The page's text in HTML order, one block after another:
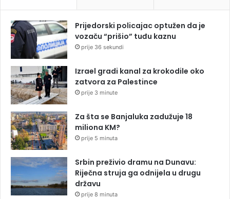
Prijedorski policajac optužen da je
vozaču “prišio” tuđu kaznu
prije 36 sekundi
Izrael gradi kanal za krokodile oko
zatvora za Palestince
prije 3 minute
Za šta se Banjaluka zadužuje 18
miliona KM?
prije 5 minuta
Srbin preživio dramu na Dunavu:
Riječna struja ga odnijela u drugu
državu
prije 8 minuta